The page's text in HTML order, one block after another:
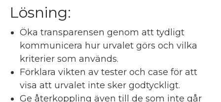
Lösning:
Öka transparensen genom att tydligt
kommunicera hur urvalet görs och vilka
kriterier som används.
Förklara vikten av tester och case för att
visa att urvalet inte sker godtyckligt.
Ge återkoppling även till de som inte går